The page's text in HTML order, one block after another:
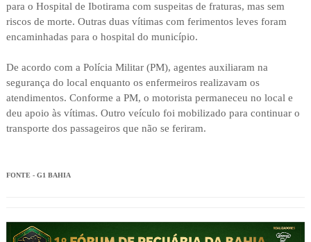
para o Hospital de Ibotirama com suspeitas de fraturas, mas sem
riscos de morte. Outras duas vítimas com ferimentos leves foram
encaminhadas para o hospital do município.
De acordo com a Polícia Militar (PM), agentes auxiliaram na
segurança do local enquanto os enfermeiros realizavam os
atendimentos. Conforme a PM, o motorista permaneceu no local e
deu apoio às vítimas. Outro veículo foi mobilizado para continuar o
transporte dos passageiros que não se feriram.
FONTE - G1 BAHIA